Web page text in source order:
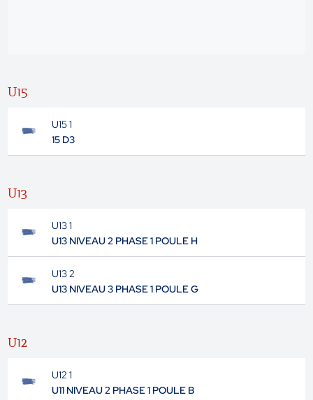
U15
U15 1
15 D3
U13
U13 1
U13 NIVEAU 2 PHASE 1 POULE H
U13 2
U13 NIVEAU 3 PHASE 1 POULE G
U12
U12 1
U11 NIVEAU 2 PHASE 1 POULE B